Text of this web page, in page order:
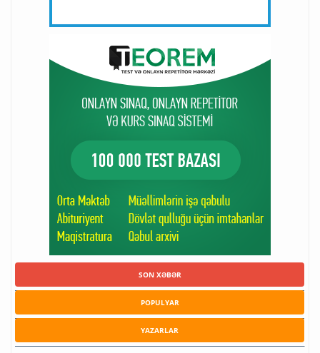
SON XƏBƏR
POPULYAR
YAZARLAR